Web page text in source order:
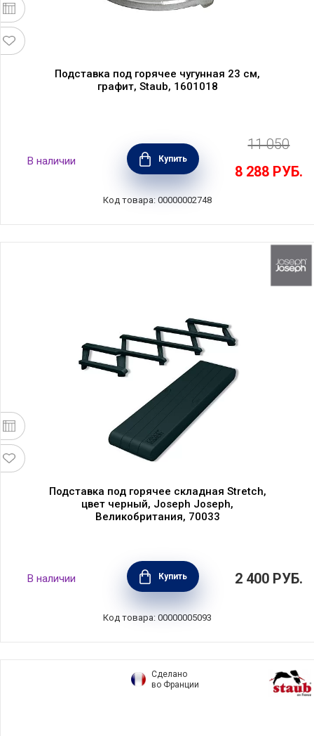
Подставка под горячее чугунная 23 см,
графит, Staub, 1601018
В наличии Купить
11 050
8 288 РУБ.
Код товара: 00000002748
Подставка под горячее складная Stretch,
цвет черный, Joseph Joseph,
Великобритания, 70033
В наличии Купить 2 400 РУБ.
Код товара: 00000005093
Сделано
во Франции